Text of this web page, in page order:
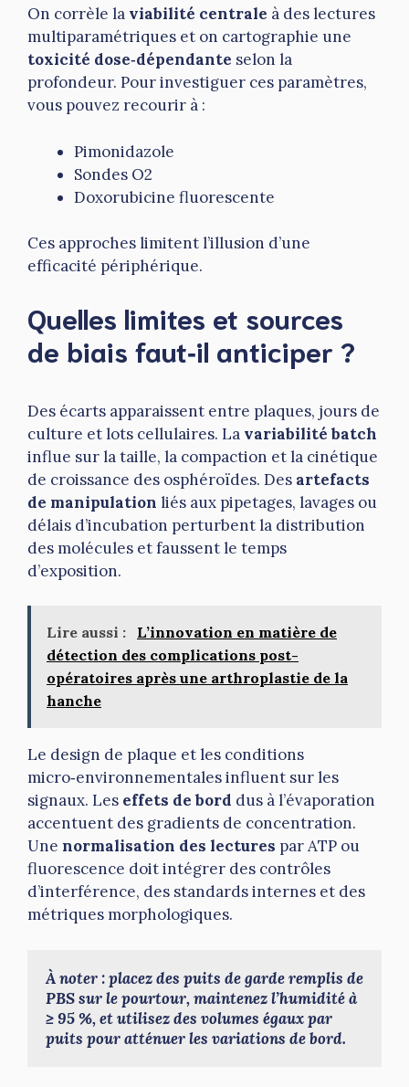
On corrèle la viabilité centrale à des lectures
multiparamétriques et on cartographie une
toxicité dose‑dépendante selon la
profondeur. Pour investiguer ces paramètres,
vous pouvez recourir à :
Pimonidazole
Sondes O2
Doxorubicine fluorescente
Ces approches limitent l’illusion d’une
efficacité périphérique.
Quelles limites et sources
de biais faut‑il anticiper ?
Des écarts apparaissent entre plaques, jours de
culture et lots cellulaires. La variabilité batch
influe sur la taille, la compaction et la cinétique
de croissance des osphéroïdes. Des artefacts
de manipulation liés aux pipetages, lavages ou
délais d’incubation perturbent la distribution
des molécules et faussent le temps
d’exposition.
Lire aussi :
L’innovation en matière de
détection des complications post-
opératoires après une arthroplastie de la
hanche
Le design de plaque et les conditions
micro‑environnementales influent sur les
signaux. Les effets de bord dus à l’évaporation
accentuent des gradients de concentration.
Une normalisation des lectures par ATP ou
fluorescence doit intégrer des contrôles
d’interférence, des standards internes et des
métriques morphologiques.
À noter : placez des puits de garde remplis de
PBS sur le pourtour, maintenez l’humidité à
≥ 95 %, et utilisez des volumes égaux par
puits pour atténuer les variations de bord.